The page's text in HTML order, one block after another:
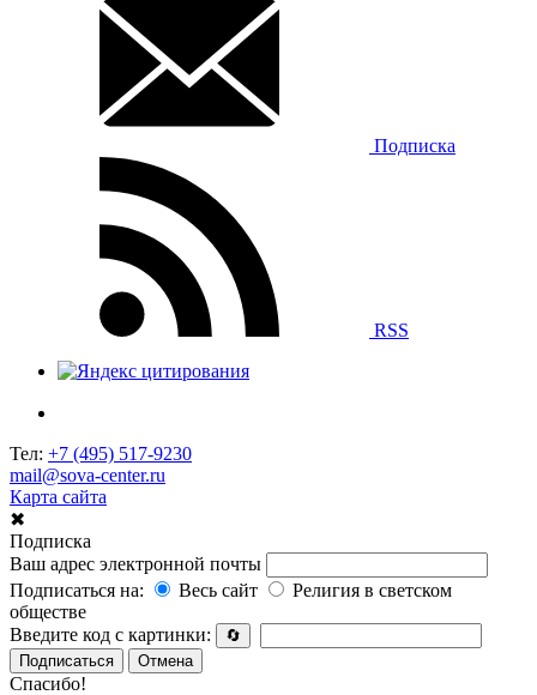
Подписка
RSS
Тел: +7 (495) 517-9230
mail@sova-center.ru
Карта сайта
✖
Подписка
Ваш адрес электронной почты
Подписаться на:
Весь сайт
Религия в светском
обществе
Введите код с картинки:
🔄
Подписаться
Отмена
Спасибо!